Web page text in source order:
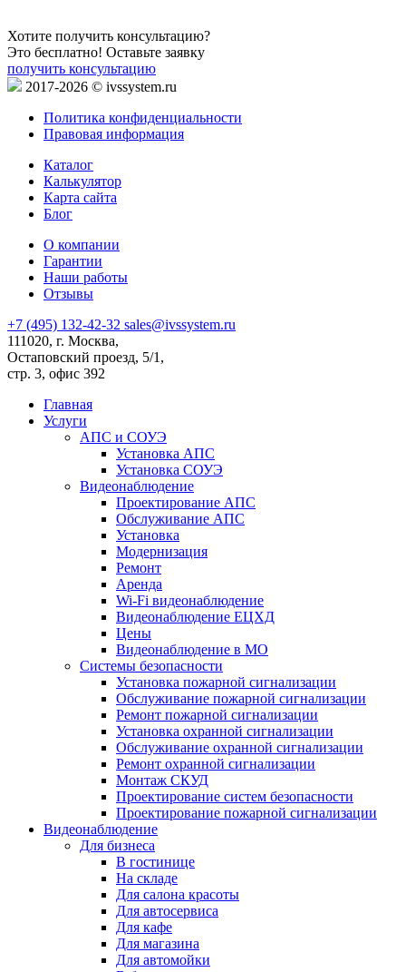
Хотите получить консультацию?
Это бесплатно! Оставьте заявку
получить консультацию
2017-2026 © ivssystem.ru
Политика конфиденциальности
Правовая информация
Каталог
Калькулятор
Карта сайта
Блог
О компании
Гарантии
Наши работы
Отзывы
+7 (495) 132-42-32 sales@ivssystem.ru
111020, г. Москва,
Остаповский проезд, 5/1,
стр. 3, офис 392
Главная
Услуги
АПС и СОУЭ
Установка АПС
Установка СОУЭ
Видеонаблюдение
Проектирование АПС
Обслуживание АПС
Установка
Модернизация
Ремонт
Аренда
Wi-Fi видеонаблюдение
Видеонаблюдение ЕЦХД
Цены
Видеонаблюдение в МО
Системы безопасности
Установка пожарной сигнализации
Обслуживание пожарной сигнализации
Ремонт пожарной сигнализации
Установка охранной сигнализации
Обслуживание охранной сигнализации
Ремонт охранной сигнализации
Монтаж СКУД
Проектирование систем безопасности
Проектирование пожарной сигнализации
Видеонаблюдение
Для бизнеса
В гостинице
На складе
Для салона красоты
Для автосервиса
Для кафе
Для магазина
Для автомойки